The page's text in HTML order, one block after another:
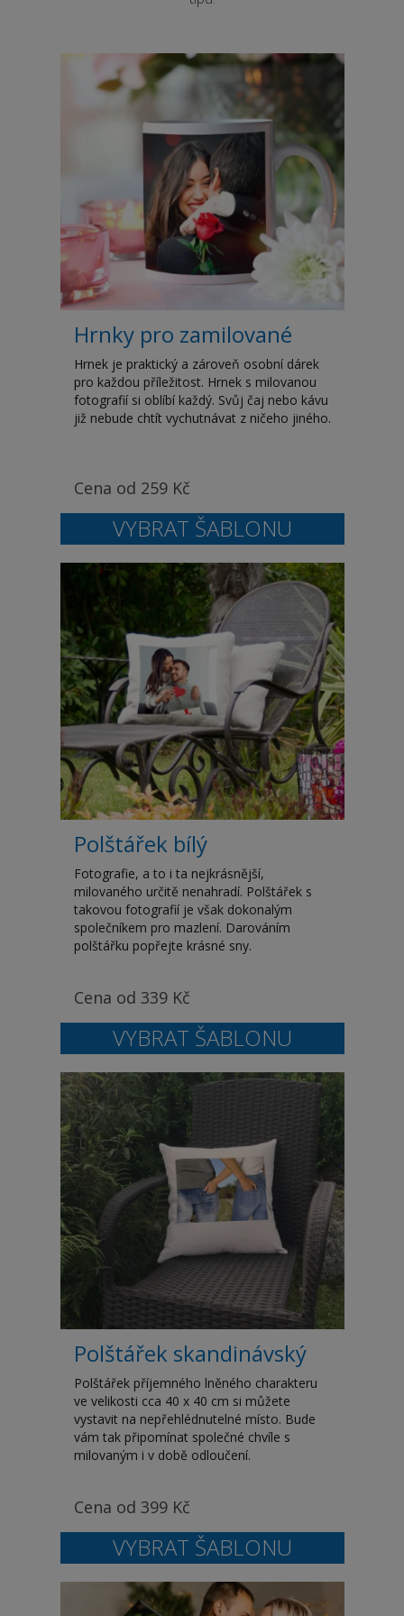
Hrnky pro zamilované
Hrnek je praktický a zároveň osobní dárek
pro každou příležitost. Hrnek s milovanou
fotografií si oblíbí každý. Svůj čaj nebo kávu
již nebude chtít vychutnávat z ničeho jiného.
Cena od 259 Kč
Polštářek bílý
Fotografie, a to i ta nejkrásnější,
milovaného určitě nenahradí. Polštářek s
takovou fotografií je však dokonalým
společníkem pro mazlení. Darováním
polštářku popřejte krásné sny.
Cena od 339 Kč
Polštářek skandinávský
Polštářek příjemného lněného charakteru
ve velikosti cca 40 x 40 cm si můžete
vystavit na nepřehlédnutelné místo. Bude
vám tak připomínat společné chvíle s
milovaným i v době odloučení.
Cena od 399 Kč